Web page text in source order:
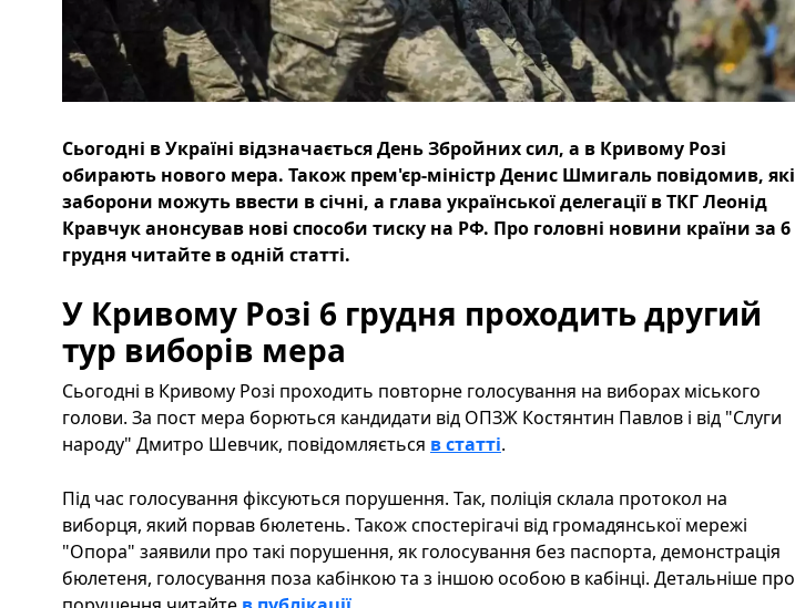
Сьогодні в Україні відзначається День Збройних сил, а в Кривому Розі
обирають нового мера. Також прем'єр-міністр Денис Шмигаль повідомив, які
заборони можуть ввести в січні, а глава української делегації в ТКГ Леонід
Кравчук анонсував нові способи тиску на РФ. Про головні новини країни за 6
грудня читайте в одній статті.
У Кривому Розі 6 грудня проходить другий
тур виборів мера
Сьогодні в Кривому Розі проходить повторне голосування на виборах міського
голови. За пост мера борються кандидати від ОПЗЖ Костянтин Павлов і від "Слуги
народу" Дмитро Шевчик, повідомляється в статті.
Під час голосування фіксуються порушення. Так, поліція склала протокол на
виборця, який порвав бюлетень. Також спостерігачі від громадянської мережі
"Опора" заявили про такі порушення, як голосування без паспорта, демонстрація
бюлетеня, голосування поза кабінкою та з іншою особою в кабінці. Детальніше про